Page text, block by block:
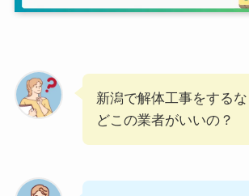
新潟で解体工事をするな
どこの業者がいいの？